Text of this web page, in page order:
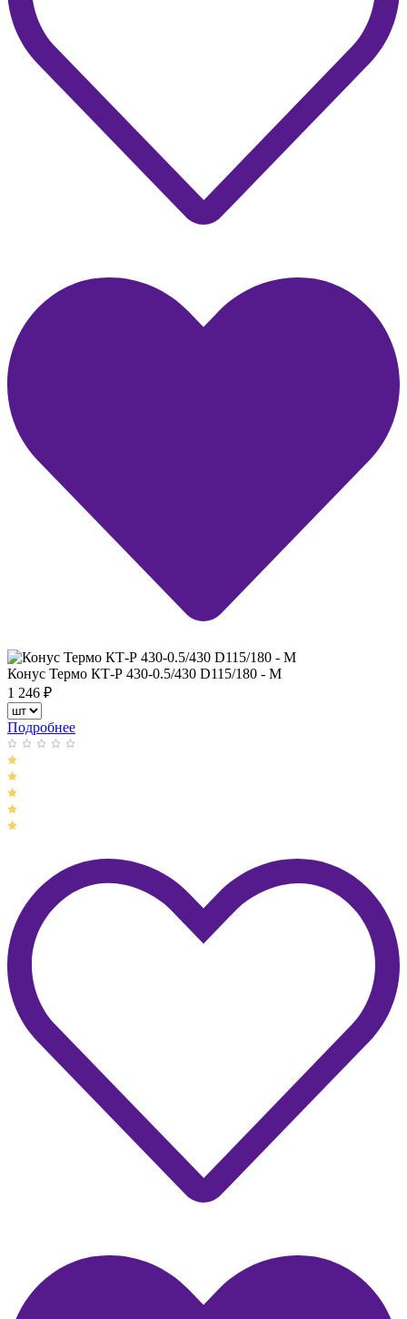
Конус Термо КТ-Р 430-0.5/430 D115/180 - М
1 246 ₽
Подробнее